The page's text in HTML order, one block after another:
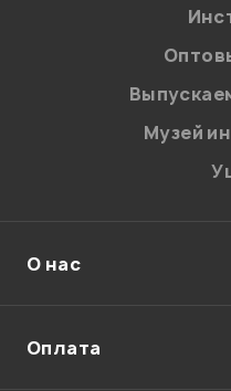
Введите
Музей
О нас
Оплата